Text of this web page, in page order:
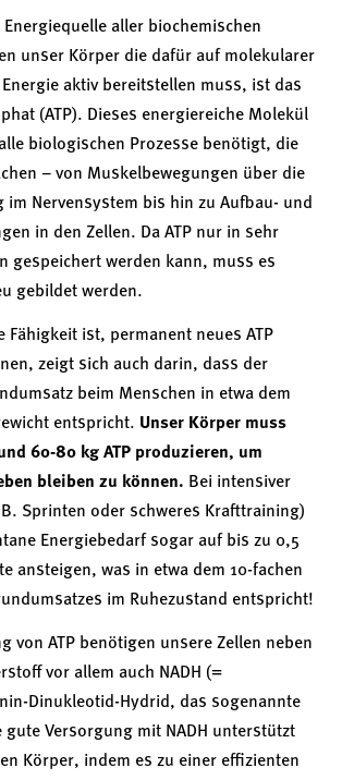
aller biochemischen
unser Körper die dafür auf molekularer
Energie aktiv bereitstellen muss, ist das
(ATP). Dieses energiereiche Molekül
biologischen Prozesse benötigt, die
– von Muskelbewegungen über die
im Nervensystem bis hin zu Aufbau- und
in den Zellen. Da ATP nur in sehr
gespeichert werden kann, muss es
gebildet werden.
Fähigkeit ist, permanent neues ATP
zeigt sich auch darin, dass der
beim Menschen in etwa dem
entspricht. Unser Körper muss
60-80 kg ATP produzieren, um
bleiben zu können. Bei intensiver
Sprinten oder schweres Krafttraining)
Energiebedarf sogar auf bis zu 0,5
ansteigen, was in etwa dem 10-fachen
im Ruhezustand entspricht!
von ATP benötigen unsere Zellen neben
vor allem auch NADH (=
Dinukleotid-Hydrid, das sogenannte
gute Versorgung mit NADH unterstützt
Körper, indem es zu einer effizienten